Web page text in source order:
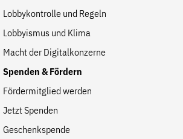
Lobbykontrolle und Regeln
Lobbyismus und Klima
Macht der Digitalkonzerne
Spenden & Fördern
Fördermitglied werden
Jetzt Spenden
Geschenkspende